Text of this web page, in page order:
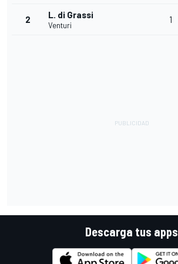
2 L. di Grassi
Venturi
1
Descarga tus apps